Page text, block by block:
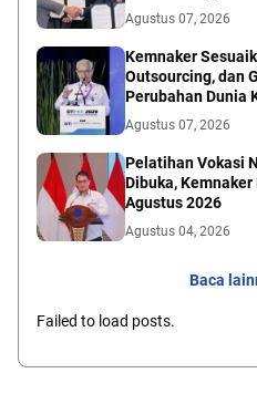
Agustus 07, 2026
Kemnaker
Outsourcing, dan
Perubahan Dunia
Agustus 07, 2026
Pelatihan Vokasi
Dibuka,
Agustus 2026
Agustus 04, 2026
Baca
Failed to load posts.